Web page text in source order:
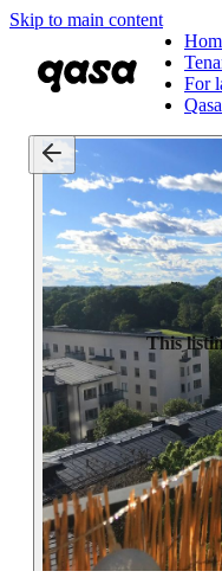
Skip to main content
For
This